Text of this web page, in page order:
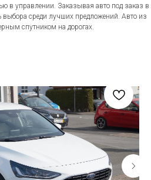
в управлении. Заказывая авто под заказ в
среди лучших предложений. Авто из
спутником на дорогах.